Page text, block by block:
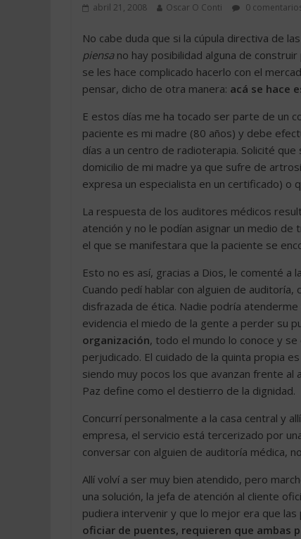
abril 21, 2008 Oscar O Conti 0
No cabe duda que si la cúpula directiva de
piensano hay posibilidad alguna de
se les hace complicado hacerlo con el
pensar, dicho de otra manera: acá se hace
E estos días me ha tocado ser parte de un
paciente es mi madre (80 años) y debe
días a un centro de radioterapia. Solicité
domicilio de mi madre ya que sufre de
expresa un especialista en un certificado) o
La respuesta de los auditores médicos
atención y no le podían asignar un medio
el que se manifestara que la paciente se
Esto no es así, gracias a Dios, le comenté a
Cuando pedí hablar con alguien de
disfrazada de ética. Nadie podría
evidencia el miedo de la gente a perder su
organización, todo el mundo lo conoce y
perjudicado. El cuidado de la quinta propia
siendo muy pocos los que avanzan frente al
Paz define como el destierro de la dignidad.
Concurrí personalmente a la casa central y
empresa, el servicio está tercerizado por
conversar con alguien de auditoría médica,
Allí volví a ser muy bien atendido, pero
una solución, la jefa de atención al cliente
pudiera intervenir y que lo mejor era que
oficiar de puentes, requieren que ambas